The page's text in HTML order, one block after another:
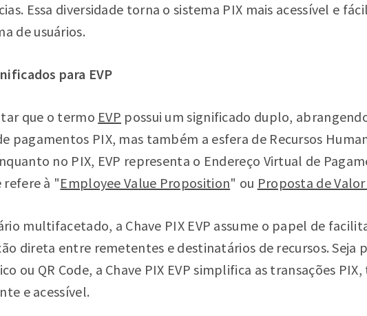
Essa diversidade torna o sistema PIX mais acessível e
de usuários.
para EVP
que o termo EVP possui um significado duplo,
pagamentos PIX, mas também a esfera de Recursos
no PIX, EVP representa o Endereço Virtual de
refere à "Employee Value Proposition" ou Proposta de
multifacetado, a Chave PIX EVP assume o papel de
direta entre remetentes e destinatários de recursos. Seja
ou QR Code, a Chave PIX EVP simplifica as transações
e acessível.